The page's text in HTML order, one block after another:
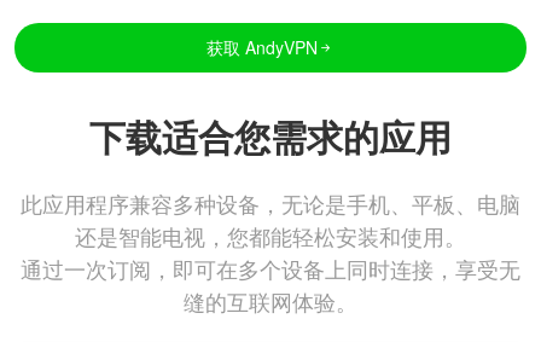
获取 AndyVPN
下载适合您需求的应用
此应用程序兼容多种设备，无论是手机、平板、电脑
还是智能电视，您都能轻松安装和使用。
通过一次订阅，即可在多个设备上同时连接，享受无
缝的互联网体验。